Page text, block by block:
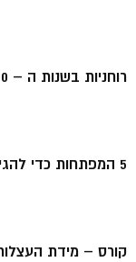
רוחניות בשנות ה – 2000
5 המפתחות כדי להגיע לשלמות
קורס – מידת